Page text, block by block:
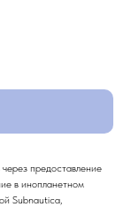
предоставление
в инопланетном
Subnautica,